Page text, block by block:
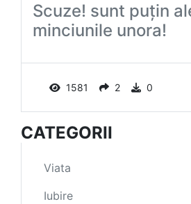
Scuze! sunt puţin
minciunile unora!
1581 2 0
CATEGORII
Viata
Iubire